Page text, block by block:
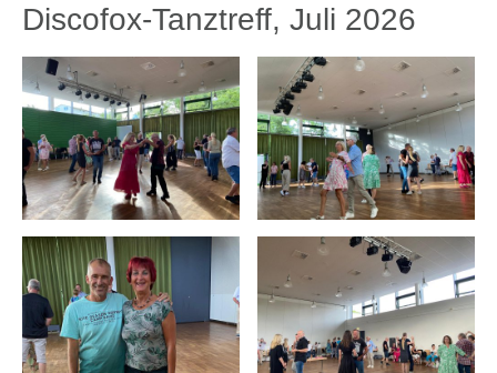
Discofox-Tanztreff, Juli 2026